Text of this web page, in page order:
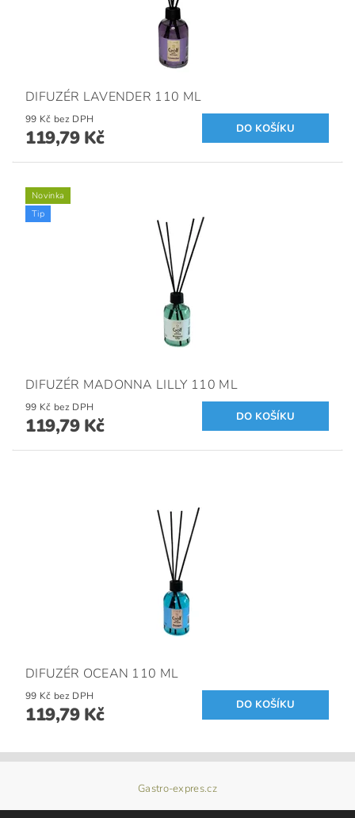
DIFUZÉR LAVENDER 110 ML
99 Kč bez DPH
119,79 Kč
Novinka
Tip
DIFUZÉR MADONNA LILLY 110 ML
99 Kč bez DPH
119,79 Kč
DIFUZÉR OCEAN 110 ML
99 Kč bez DPH
119,79 Kč
Gastro-expres.cz